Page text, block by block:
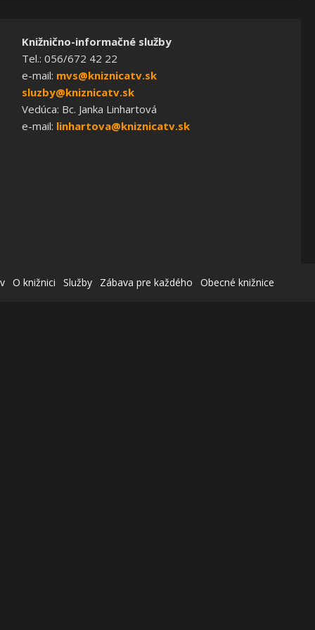
Knižnično-informačné služby
Tel.: 056/672 42 22
e-mail: mvs@kniznicatv.sk
sluzby@kniznicatv.sk
Vedúca: Bc. Janka Linhartová
e-mail: linhartova@kniznicatv.sk
O knižnici Služby Zábava pre každého Obecné knižnice